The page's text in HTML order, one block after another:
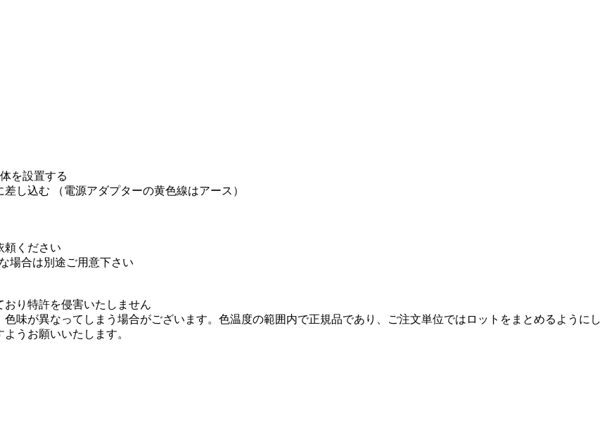
を設置する
し込む （電源アダプターの黄色線はアース）
頼ください
場合は別途ご用意下さい
おり特許を侵害いたしません
味が異なってしまう場合がございます。色温度の範囲内で正規品であり、ご注文単位ではロットをまとめるようにし
うお願いいたします。